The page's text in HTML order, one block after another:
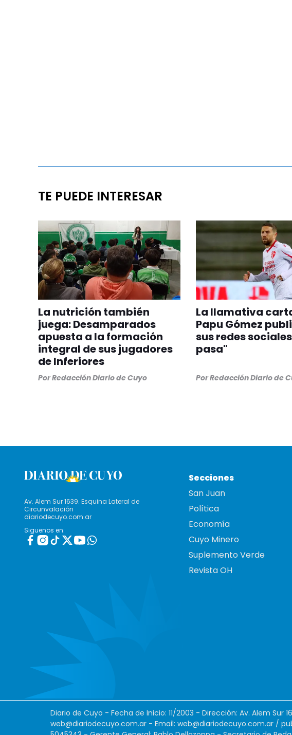
TE PUEDE INTERESAR
La nutrición también
juega: Desamparados
apuesta a la formación
integral de sus jugadores
de Inferiores
PorRedacción Diario de Cuyo
La llamativa
Papu Gómez
sus redes
pasa"
PorRedacción Diario de
Av. Alem Sur 1639. Esquina Lateral de
Circunvalación
diariodecuyo.com.ar
Siguenos en:
Secciones
San Juan
Política
Economía
Cuyo Minero
Suplemento Verde
Revista OH
Diario de Cuyo - Fecha de Inicio: 11/2003 - Dirección: Av. Alem Sur
web@diariodecuyo.com.ar - Email: web@diariodecuyo.com.ar /